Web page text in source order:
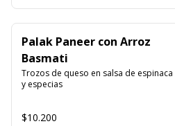
Palak Paneer con Arroz
Basmati
Trozos de queso en salsa de espinaca
y especias
$10.200